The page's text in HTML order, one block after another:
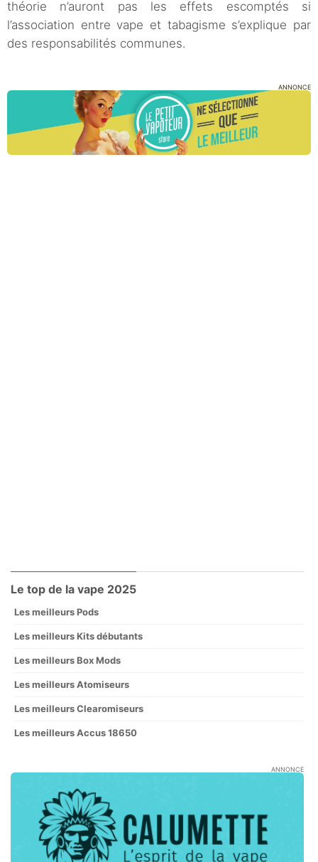
théorie n’auront pas les effets escomptés si
l’association entre vape et tabagisme s’explique par
des responsabilités communes.
ANNONCE
Le top de la vape 2025
Les meilleurs Pods
Les meilleurs Kits débutants
Les meilleurs Box Mods
Les meilleurs Atomiseurs
Les meilleurs Clearomiseurs
Les meilleurs Accus 18650
ANNONCE